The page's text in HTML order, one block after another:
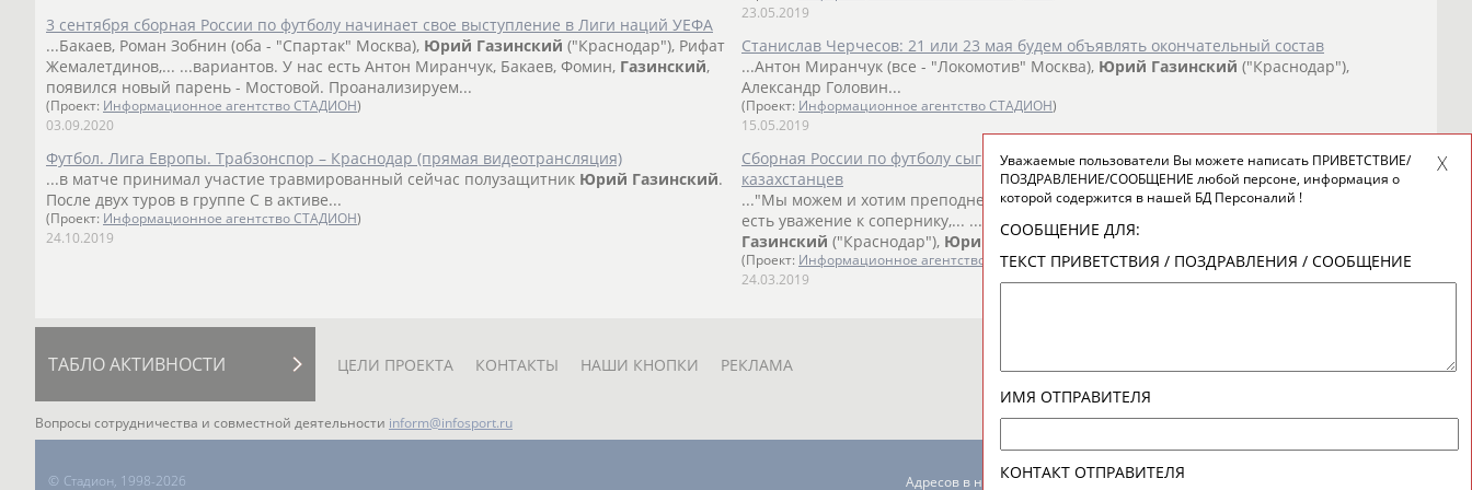
3 сентября сборная России по футболу начинает свое выступление в Лиги наций УЕФА
...Бакаев, Роман Зобнин (оба - "Спартак" Москва), Юрий Газинский ("Краснодар"), Рифат
Жемалетдинов,... ...вариантов. У нас есть Антон Миранчук, Бакаев, Фомин, Газинский,
появился новый парень - Мостовой. Проанализируем...
(Проект: Информационное агентство СТАДИОН)
03.09.2020
Футбол. Лига Европы. Трабзонспор – Краснодар (прямая видеотрансляция)
...в матче принимал участие травмированный сейчас полузащитник Юрий Газинский.
После двух туров в группе С в активе...
(Проект: Информационное агентство СТАДИОН)
24.10.2019
23.05.2019
Станислав Черчесов: 21 или 23 мая будем объявлять окончательный состав
...Антон Миранчук (все - "Локомотив" Москва), Юрий Газинский ("Краснодар"),
Александр Головин...
(Проект: Информационное агентство СТАДИОН)
15.05.2019
Сборная России по футболу сыграет в матче отборочного турнира ЧЕ-2020 против
казахстанцев
..."Мы можем и хотим преподнести определенный сюрприз для футбольного мира. У нас
есть уважение к сопернику,... ... Полузащитники: Ильзат Ахметов (ЦСКА Москва),
Газинский ("Краснодар"), Юрий Жирков, Магомед Оздоев...
(Проект: Информационное агентство СТАДИОН)
24.03.2019
ТАБЛО АКТИВНОСТИ ЦЕЛИ ПРОЕКТА КОНТАКТЫ НАШИ КНОПКИ РЕКЛАМА
Вопросы сотрудничества и совместной деятельности inform@infosport.ru
© Стадион, 1998-2026 Адресов в новостной рассылке: 996
Уважаемые пользователи Вы можете написать ПРИВЕТСТВИЕ/
ПОЗДРАВЛЕНИЕ/СООБЩЕНИЕ любой персоне, информация о
которой содержится в нашей БД Персоналий !
СООБЩЕНИЕ ДЛЯ:
ТЕКСТ ПРИВЕТСТВИЯ / ПОЗДРАВЛЕНИЯ / СООБЩЕНИЕ
ИМЯ ОТПРАВИТЕЛЯ
КОНТАКТ ОТПРАВИТЕЛЯ